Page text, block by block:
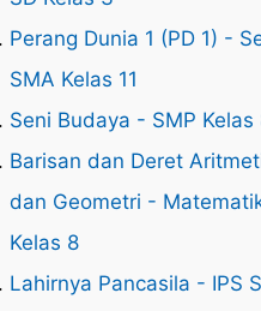
Perang Dunia 1 (PD 1) -
SMA Kelas 11
Seni Budaya - SMP Kelas
Barisan dan Deret
dan Geometri -
Kelas 8
Lahirnya Pancasila - IPS